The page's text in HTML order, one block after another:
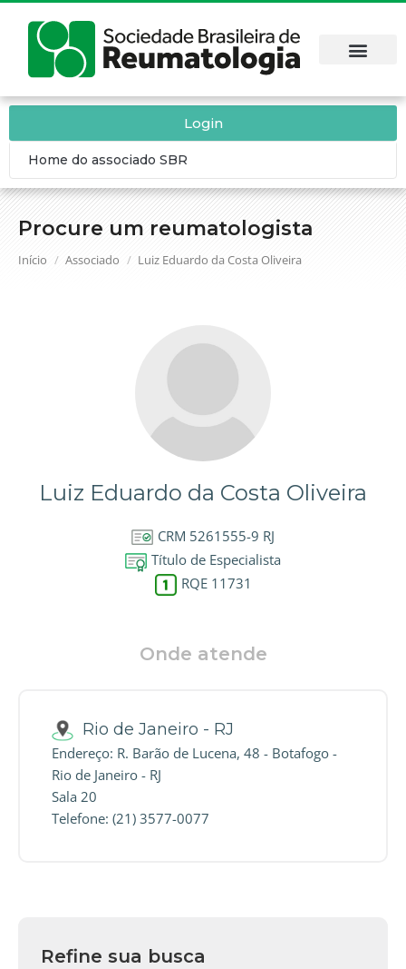
Procure um reumatologista
Você está aqui:
Início Associado Luiz Eduardo da Costa Oliveira
Login
Home do associado SBR
Luiz Eduardo da Costa Oliveira
CRM 5261555-9 RJ
Título de Especialista
RQE 11731
Onde atende
Rio de Janeiro - RJ
Endereço: R. Barão de Lucena, 48 - Botafogo -
Rio de Janeiro - RJ
Sala 20
Telefone: (21) 3577-0077
Refine sua busca